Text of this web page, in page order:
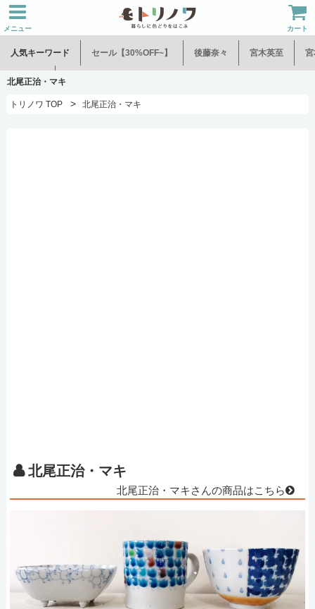
メニュー カート
人気キーワード セール【30%OFF~】 後藤奈々 宮木英至 宮
水谷和音
北尾正治・マキ
トリノワ TOP > 北尾正治・マキ
北尾正治・マキ
北尾正治・マキさんの商品はこちら